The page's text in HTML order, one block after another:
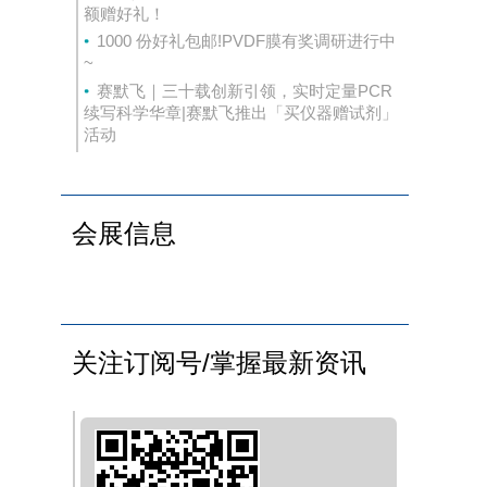
额赠好礼！
1000 份好礼包邮!PVDF膜有奖调研进行中
~
赛默飞｜三十载创新引领，实时定量PCR
续写科学华章|赛默飞推出「买仪器赠试剂」
活动
会展信息
关注订阅号/掌握最新资讯